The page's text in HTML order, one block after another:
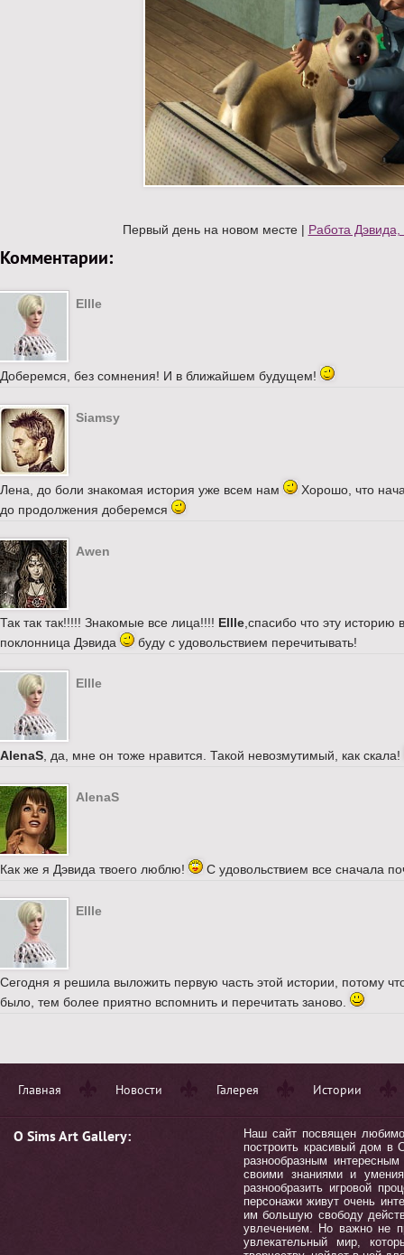
Первый день на новом месте | Работа
Комментарии:
Ellle
Доберемся, без сомнения! И в ближайшем будущем!
Siamsy
Лена, до боли знакомая история уже всем нам
Хорошо, что
до продолжения доберемся
Awen
Так так так!!!!! Знакомые все лица!!!! Ellle ,спасибо что эту
поклонница Дэвида
буду с удовольствием перечитывать!
Ellle
AlenaS, да, мне он тоже нравится. Такой невозмутимый, как скала!
AlenaS
Как же я Дэвида твоего люблю! С удовольствием все сначала
Ellle
Сегодня я решила выложить первую часть этой истории, потому
было, тем более приятно вспомнить и перечитать заново.
Главная Новости Галерея Истории
О Sims Art Gallery:
Наш сайт посвящен
построить красивый дом в
разнообразным
своими знаниями и
разнообразить игровой
персонажи живут очень
им большую свободу
увлечением. Но важно не
увлекательный мир,